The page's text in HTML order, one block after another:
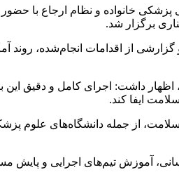
خانواده و نظام ارجاع با حضور
برگزار شد.
از اقدامات انجام‌شده، روند
داشت: اجرای کامل و دقیق این
ایفا کند.
از جمله دانشگاه‌های علوم
آموزش تیم‌های اجرایی و پایش